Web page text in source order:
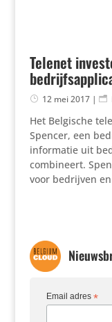
Telenet
12 mei 2017|
Het Belgische
Spencer, een
infor­matie uit
combi­neert.
voor bedrijven
Email adres *